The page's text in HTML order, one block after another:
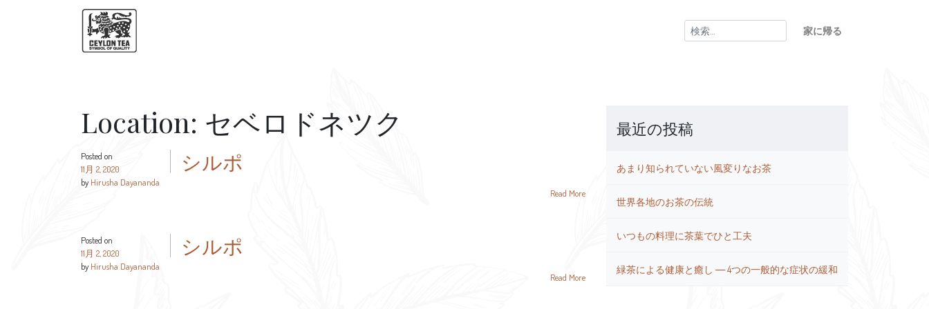
検
索:
家に帰る
Location: セベロドネツク
Posted on
11月 2, 2020
byHirusha Dayananda
シルポ
Read More
Posted on
11月 2, 2020
by Hirusha Dayananda
シルポ
Read More
最近の投稿
あまり知られていない風変りなお茶
世界各地のお茶の伝統
いつもの料理に茶葉でひと工夫
緑茶による健康と癒し ― 4つの一般的な症状の緩和